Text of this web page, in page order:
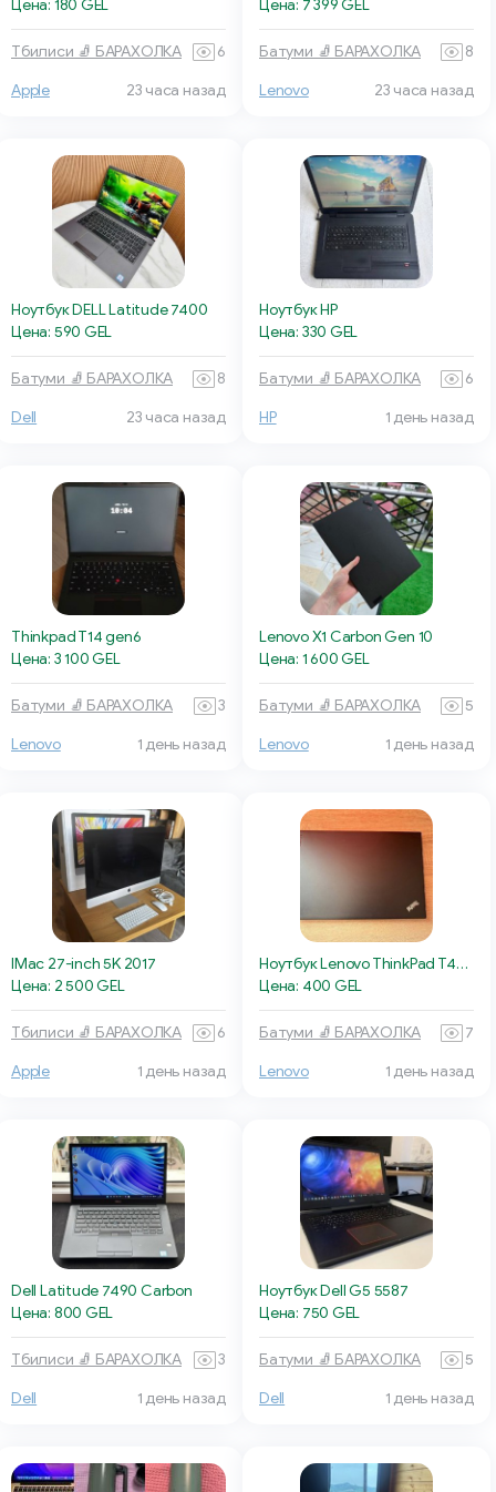
Цена: 180 GEL
Тбилиси 🧦 БАРАХОЛКА 6
Apple 23 часа назад
Цена: 7 399 GEL
Батуми 🧦 БАРАХОЛКА 8
Lenovo 23 часа назад
Ноутбук DELL Latitude 7400
Цена: 590 GEL
Батуми 🧦 БАРАХОЛКА 8
Dell 23 часа назад
Ноутбук HP
Цена: 330 GEL
Батуми 🧦 БАРАХОЛКА 6
HP 1 день назад
Thinkpad T14 gen6
Цена: 3 100 GEL
Батуми 🧦 БАРАХОЛКА 3
Lenovo 1 день назад
Lenovo X1 Carbon Gen 10
Цена: 1 600 GEL
Батуми 🧦 БАРАХОЛКА 5
Lenovo 1 день назад
IMac 27-inch 5K 2017
Цена: 2 500 GEL
Тбилиси 🧦 БАРАХОЛКА 6
Apple 1 день назад
Ноутбук Lenovo ThinkPad T470s
Цена: 400 GEL
Батуми 🧦 БАРАХОЛКА 7
Lenovo 1 день назад
Dell Latitude 7490 Carbon
Цена: 800 GEL
Тбилиси 🧦 БАРАХОЛКА 3
Dell 1 день назад
Ноутбук Dell G5 5587
Цена: 750 GEL
Батуми 🧦 БАРАХОЛКА 5
Dell 1 день назад